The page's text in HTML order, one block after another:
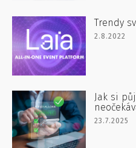
Trendy
2.8.2022
Jak si
23.7.2025